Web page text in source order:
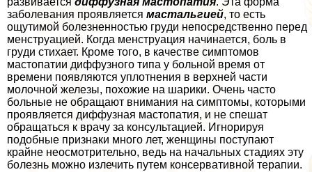
заболевания проявляется мастальгией, то есть
ощутимой болезненностью гpyди непосредственно перед
мeнcтpуацией. Когда мeнcтpуация начинается, боль в
гpyди стихает. Кроме того, в качестве симптомов
мастопатии диффузного типа у больной время от
времени появляются уплотнения в верхней части
молочной железы, похожие на шарики. Очень часто
больные не обращают внимания на симптомы, которыми
проявляется диффузная мастопатия, и не спешат
обращаться к врачу за консультацией. Игнорируя
подобные признаки много лет, женщины поступают
крайне неосмотрительно, ведь на начальных стадиях эту
болезнь можно излечить путем консервативной терапии.